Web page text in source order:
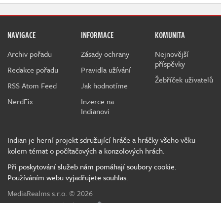
NAVIGACE
Archiv pořadu
Redakce pořadu
RSS Atom Feed
NerdFix
INFORMACE
Zásady ochrany
Pravidla užívání
Jak hodnotíme
Inzerce na
Indianovi
KOMUNITA
Nejnovější
příspěvky
Žebříček uživatelů
Indian je herní projekt sdružující hráče a hráčky všeho věku
kolem témat o počítačových a konzolových hrách.
Při poskytování služeb nám pomáhají soubory cookie.
Používáním webu vyjadřujete souhlas.
MediaRealms s.r.o. © 2026